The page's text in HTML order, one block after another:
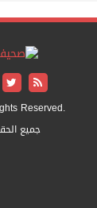
Reserved.
جميع